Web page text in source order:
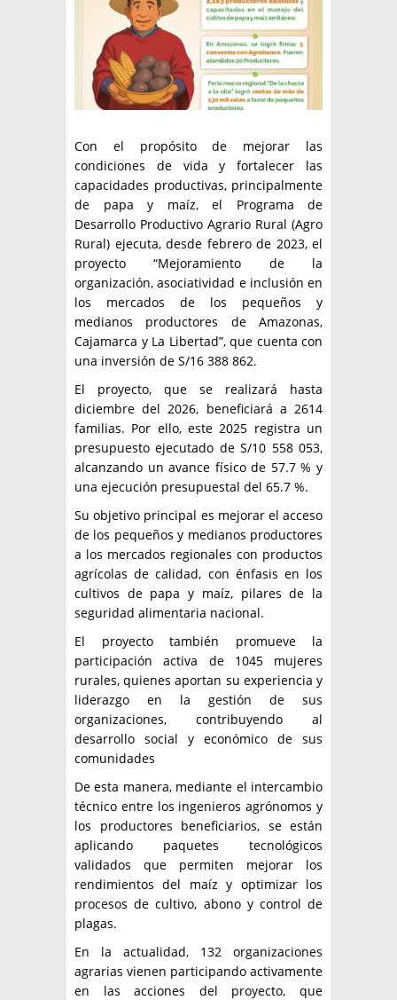
CONTACTO
BUSCAR
Con el propósito de mejorar las
condiciones de vida y fortalecer las
capacidades productivas, principalmente
de papa y maíz, el Programa de
Desarrollo Productivo Agrario Rural (Agro
Rural) ejecuta, desde febrero de 2023, el
proyecto “Mejoramiento de la
organización, asociatividad e inclusión en
los mercados de los pequeños y
medianos productores de Amazonas,
Cajamarca y La Libertad”, que cuenta con
una inversión de S/16 388 862.
El proyecto, que se realizará hasta
diciembre del 2026, beneficiará a 2614
familias. Por ello, este 2025 registra un
presupuesto ejecutado de S/10 558 053,
alcanzando un avance físico de 57.7 % y
una ejecución presupuestal del 65.7 %.
Su objetivo principal es mejorar el acceso
de los pequeños y medianos productores
a los mercados regionales con productos
agrícolas de calidad, con énfasis en los
cultivos de papa y maíz, pilares de la
seguridad alimentaria nacional.
El proyecto también promueve la
participación activa de 1045 mujeres
rurales, quienes aportan su experiencia y
liderazgo en la gestión de sus
organizaciones, contribuyendo al
desarrollo social y económico de sus
comunidades
De esta manera, mediante el intercambio
técnico entre los ingenieros agrónomos y
los productores beneficiarios, se están
aplicando paquetes tecnológicos
validados que permiten mejorar los
rendimientos del maíz y optimizar los
procesos de cultivo, abono y control de
plagas.
En la actualidad, 132 organizaciones
agrarias vienen participando activamente
en las acciones del proyecto, que